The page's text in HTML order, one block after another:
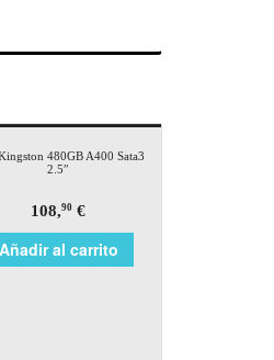
480GB A400 Sata3
2.5″
108,90 €
Añadir al carrito